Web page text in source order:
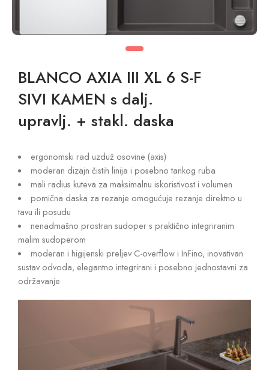
BLANCO AXIA III XL 6 S-F
SIVI KAMEN s dalj.
upravlj. + stakl. daska
ergonomski rad uzduž osovine (axis)
moderan dizajn čistih linija i posebno tankog ruba
mali radius kuteva za maksimalnu iskoristivost i volumen
pomična daska za rezanje omogućuje rezanje direktno u
tavu ili posudu
nenadmašno prostran sudoper s praktično integriranim
malim sudoperom
moderan i higijenski preljev C-overflow i InFino, inovativan
sustav odvoda, elegantno integrirani i posebno jednostavni za
održavanje